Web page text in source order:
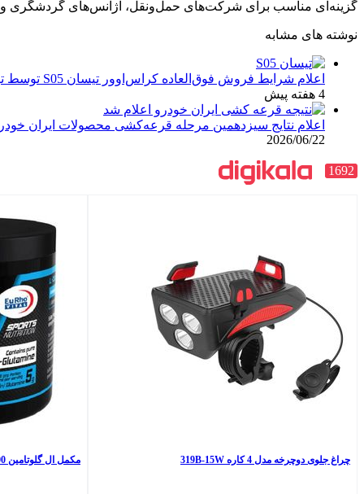
گزینه‌ای مناسب برای شرکت‌های حمل‌ونقل، آژانس‌های گردشگری
نوشته های مشابه
اعلام شرایط فروش فوق‌العاده کراس‌اوور تیسان S05 توسط تیگارد موتور: قیمت قطعی و جزئیات اقساطی تیر ۱۴۰۵
4 هفته پیش
اعلام نتایج سیزدهمین مرحله قرعه‌کشی محصولات ایران خودرو: مهلت ۱۰ روزه
2026/06/22
1692
چراغ جلوی دوچرخه مدل 4 کاره 319B-15W مکمل ال گلوتامین 5000 - 300 گرم